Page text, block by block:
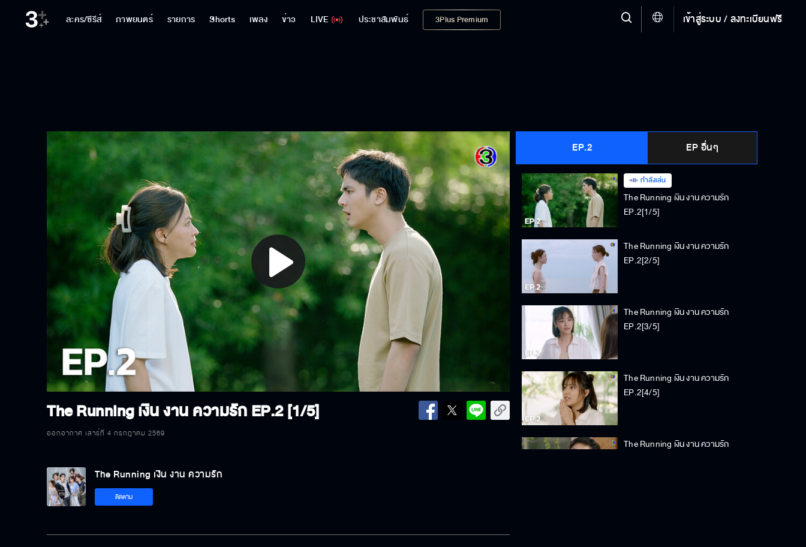
ละคร/ซีรีส์ ภาพยนตร์ รายการ Shorts เพลง ข่าว LIVE ประชาสัมพันธ์ 3Plus Premium เข้าสู่ระบบ / ลงทะเบียนฟรี
Play
Video
The Running เงิน งาน ความรักEP.2 [1/5]
ออกอากาศ เสาร์ที่ 4 กรกฎาคม 2569
EP.2 EP อื่นๆ
กำลังเล่น
The Running เงิน งาน ความรัก
EP.2[1/5]
The Running เงิน งาน ความรัก
EP.2[2/5]
The Running เงิน งาน ความรัก
EP.2[3/5]
The Running เงิน งาน ความรัก
EP.2[4/5]
The Running เงิน งาน ความรัก
The Running เงิน งาน ความรัก
ติดตาม